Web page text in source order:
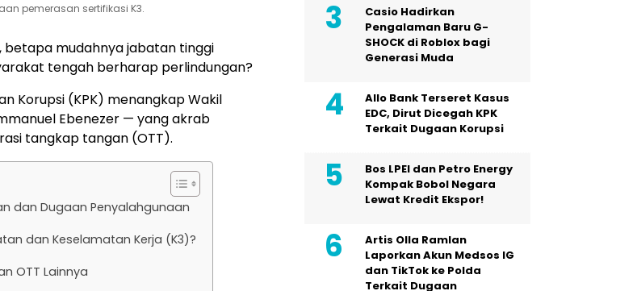
pemerasan sertifikasi K3.
betapa mudahnya jabatan tinggi
tengah berharap perlindungan?
Korupsi (KPK) menangkap Wakil
Ebenezer — yang akrab
tangkap tangan (OTT).
dan Dugaan Penyalahgunaan
dan Keselamatan Kerja (K3)?
OTT Lainnya
Casio Hadirkan
Pengalaman Baru G-
SHOCK di Roblox bagi
Generasi Muda
Allo Bank Terseret Kasus
EDC, Dirut Dicegah KPK
Terkait Dugaan Korupsi
Bos LPEI dan Petro Energy
Kompak Bobol Negara
Lewat Kredit Ekspor!
Artis Olla Ramlan
Laporkan Akun Medsos IG
dan TikTok ke Polda
Terkait Dugaan